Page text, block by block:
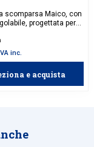
scomparsa Maico, con
progettata per
inc.
e acquista